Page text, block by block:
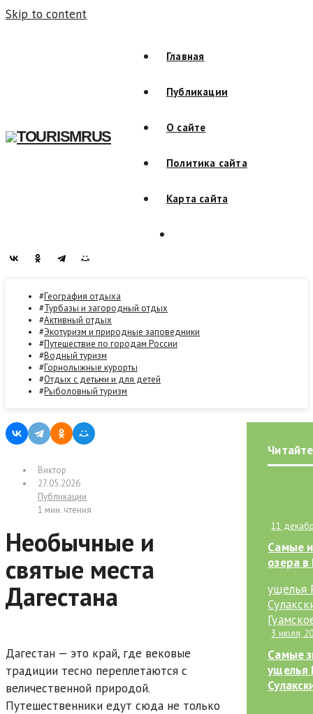
Skip to content
TOURISMRUS
Главная
Публикации
О сайте
Политика сайта
Карта сайта
География отдыха
Турбазы и загородный отдых
Активный отдых
Экотуризм и природные заповедники
Путешествие по городам России
Водный туризм
Горнолыжные курорты
Отдых с детьми и для детей
Рыболовный туризм
Виктор
27.05.2026
Публикации
1 мин. чтения
Необычные и
святые места
Дагестана
Дагестан — это край, где вековые
традиции тесно переплетаются с
величественной природой.
Путешественники едут сюда не только
11
Самые
озера в
3 июля,
Самые
ущелья